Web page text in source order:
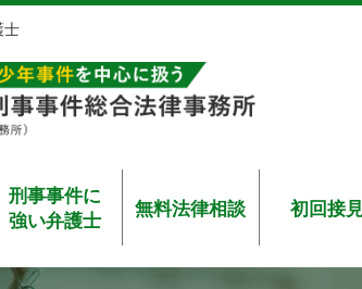
士
刑事事件に
強い弁護士
無料法律相談 初回接